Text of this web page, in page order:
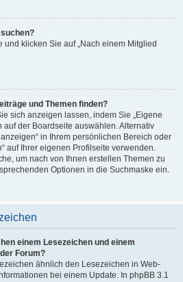
und klicken Sie auf „Nach einem Mitglied
und Themen finden?
sich anzeigen lassen, indem Sie „Eigene
auf der Boardseite auswählen. Alternativ
in Ihrem persönlichen Bereich oder
auf Ihrer eigenen Profilseite verwenden.
um nach von Ihnen erstellen Themen zu
Optionen in die Suchmaske ein.
einem Lesezeichen und einem
Forum?
ähnlich den Lesezeichen in Web-
bei einem Update. In phpBB 3.1